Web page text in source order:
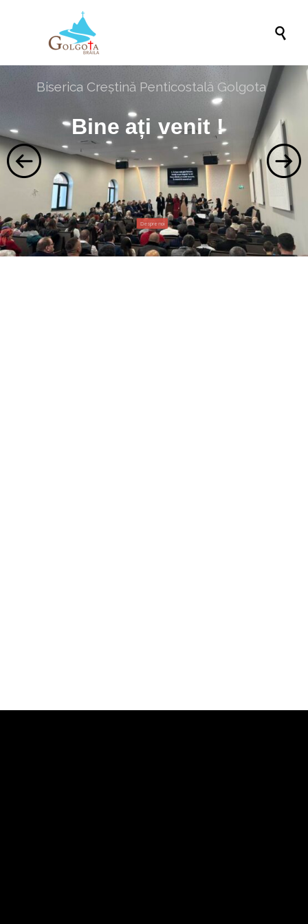

Bine ați venit !
Biserica Creștină Penticostală Golgota
Despre noi